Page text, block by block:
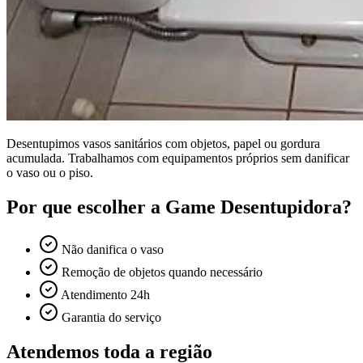
Desentupimos vasos sanitários com objetos, papel ou gordura
acumulada. Trabalhamos com equipamentos próprios sem danificar
o vaso ou o piso.
Por que escolher a Game Desentupidora?
Não danifica o vaso
Remoção de objetos quando necessário
Atendimento 24h
Garantia do serviço
Atendemos toda a região